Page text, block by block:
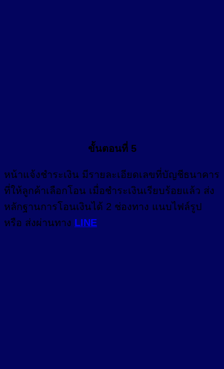
ขั้นตอนที่ 5
หน้าแจ้งชำระเงิน มีรายละเอียดเลขที่บัญชีธนาคาร
ที่ให้ลูกค้าเลือกโอน เมื่อชำระเงินเรียบร้อยแล้ว ส่ง
หลักฐานการโอนเงินได้ 2 ช่องทาง แนบไฟล์รูป
หรือ ส่งผ่านทาง LINE